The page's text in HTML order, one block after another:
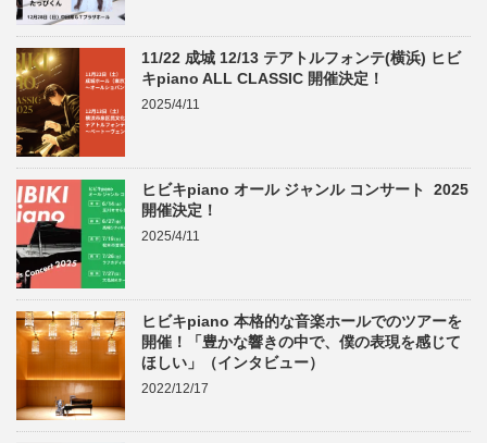
11/22 成城 12/13 テアトルフォンテ(横浜) ヒビ
キpiano ALL CLASSIC 開催決定！
2025/4/11
ヒビキpiano オール ジャンル コンサート 2025
開催決定！
2025/4/11
ヒビキpiano 本格的な音楽ホールでのツアーを
開催！「豊かな響きの中で、僕の表現を感じて
ほしい」（インタビュー）
2022/12/17